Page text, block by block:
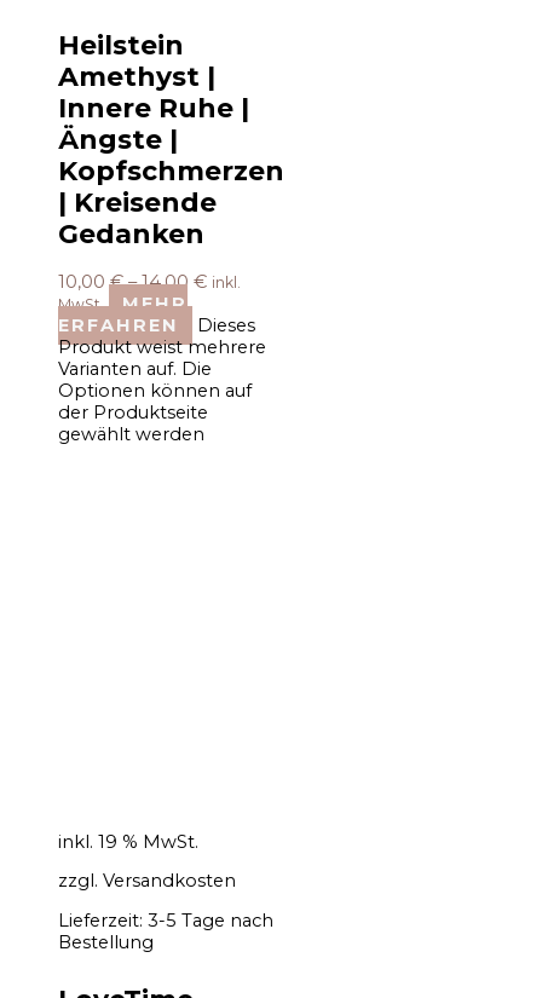
Heilstein
Amethyst |
Innere Ruhe |
Ängste |
Kopfschmerzen
| Kreisende
Gedanken
10,00€–14,00 € inkl.
MwSt.
MEHR
ERFAHREN
Dieses
Produkt weist mehrere
Varianten auf. Die
Optionen können auf
der Produktseite
gewählt werden
inkl. 19 % MwSt.
zzgl. Versandkosten
Lieferzeit: 3-5 Tage nach
Bestellung